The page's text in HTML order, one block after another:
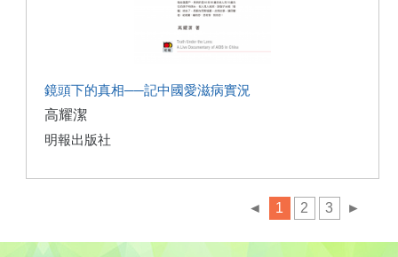
鏡頭下的真相──記中國愛滋病實況
高耀潔
明報出版社
◄ 1 2 3 ►